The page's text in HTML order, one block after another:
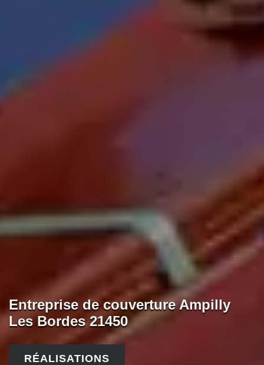
Entreprise de couverture Ampilly
Les Bordes 21450
RÉALISATIONS